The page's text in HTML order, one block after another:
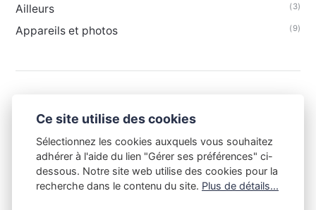
Ailleurs (3)
Appareils et photos (9)
Ce site utilise des cookies
Sélectionnez les cookies auxquels vous souhaitez
adhérer à l'aide du lien "Gérer ses préférences" ci-
dessous. Notre site web utilise des cookies pour la
recherche dans le contenu du site. Plus de détails...